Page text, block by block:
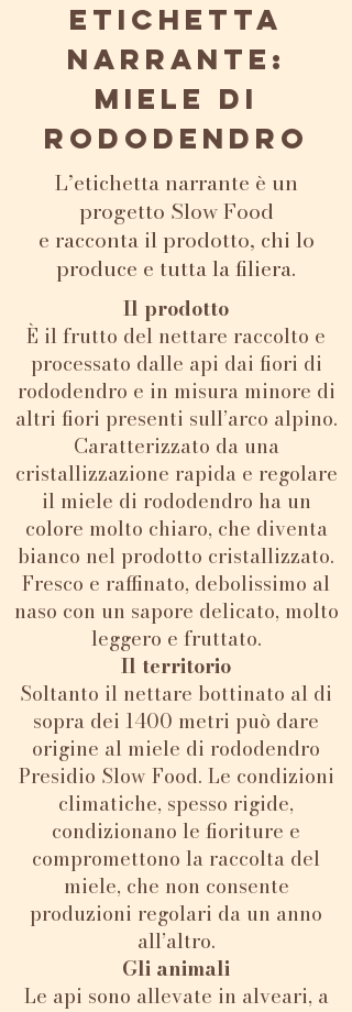
Etichetta
narrante:
Miele di
rododendro
L’etichetta narrante è un
progetto Slow Food
e racconta il prodotto, chi lo
produce e tutta la filiera.
Il prodotto
È il frutto del nettare raccolto e
processato dalle api dai fiori di
rododendro e in misura minore di
altri fiori presenti sull’arco alpino.
Caratterizzato da una
cristallizzazione rapida e regolare
il miele di rododendro ha un
colore molto chiaro, che diventa
bianco nel prodotto cristallizzato.
Fresco e raffinato, debolissimo al
naso con un sapore delicato, molto
leggero e fruttato.
Il territorio
Soltanto il nettare bottinato al di
sopra dei 1400 metri può dare
origine al miele di rododendro
Presidio Slow Food. Le condizioni
climatiche, spesso rigide,
condizionano le fioriture e
compromettono la raccolta del
miele, che non consente
produzioni regolari da un anno
all’altro.
Gli animali
Le api sono allevate in alveari, a